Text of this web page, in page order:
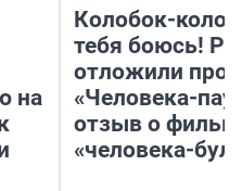
на
Колобок-
тебя боюсь!
отложили
«Человека-
отзыв о
«человека-